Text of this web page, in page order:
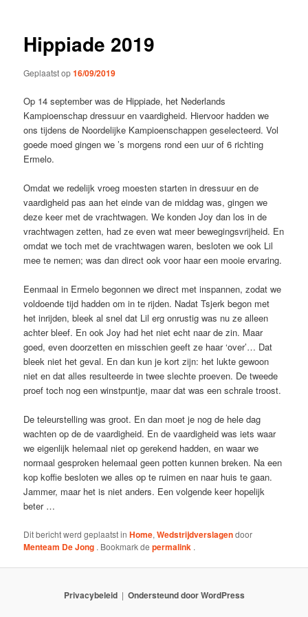
Hippiade 2019
Geplaatst op16/09/2019
Op 14 september was de Hippiade, het Nederlands
Kampioenschap dressuur en vaardigheid. Hiervoor hadden we
ons tijdens de Noordelijke Kampioenschappen geselecteerd. Vol
goede moed gingen we ’s morgens rond een uur of 6 richting
Ermelo.
Omdat we redelijk vroeg moesten starten in dressuur en de
vaardigheid pas aan het einde van de middag was, gingen we
deze keer met de vrachtwagen. We konden Joy dan los in de
vrachtwagen zetten, had ze even wat meer bewegingsvrijheid. En
omdat we toch met de vrachtwagen waren, besloten we ook Lil
mee te nemen; was dan direct ook voor haar een mooie ervaring.
Eenmaal in Ermelo begonnen we direct met inspannen, zodat we
voldoende tijd hadden om in te rijden. Nadat Tsjerk begon met
het inrijden, bleek al snel dat Lil erg onrustig was nu ze alleen
achter bleef. En ook Joy had het niet echt naar de zin. Maar
goed, even doorzetten en misschien geeft ze haar ‘over’… Dat
bleek niet het geval. En dan kun je kort zijn: het lukte gewoon
niet en dat alles resulteerde in twee slechte proeven. De tweede
proef toch nog een winstpuntje, maar dat was een schrale troost.
De teleurstelling was groot. En dan moet je nog de hele dag
wachten op de de vaardigheid. En de vaardigheid was iets waar
we eigenlijk helemaal niet op gerekend hadden, en waar we
normaal gesproken helemaal geen potten kunnen breken. Na een
kop koffie besloten we alles op te ruimen en naar huis te gaan.
Jammer, maar het is niet anders. Een volgende keer hopelijk
beter …
Dit bericht werd geplaatst inHome,Wedstrijdverslagendoor
Menteam De Jong . Bookmark depermalink .
Privacybeleid Ondersteund door WordPress